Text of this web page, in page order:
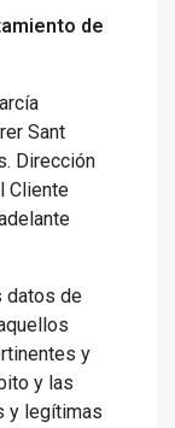
de
Sant
Dirección
Cliente
datos de
y
y las
y legítimas